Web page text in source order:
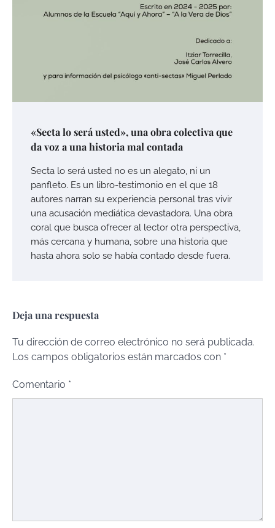
«Secta lo será usted», una obra colectiva que
da voz a una historia mal contada
Secta lo será usted no es un alegato, ni un
panfleto. Es un libro-testimonio en el que 18
autores narran su experiencia personal tras vivir
una acusación mediática devastadora. Una obra
coral que busca ofrecer al lector otra perspectiva,
más cercana y humana, sobre una historia que
hasta ahora solo se había contado desde fuera.
Deja una respuesta
Tu dirección de correo electrónico no será publicada.
Los campos obligatorios están marcados con *
Comentario *